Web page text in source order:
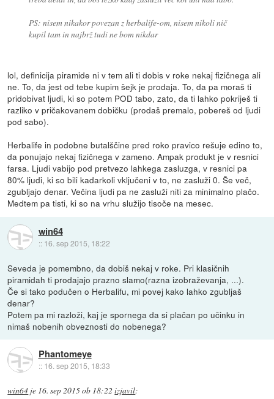
PS: nisem nikakor povezan z herbalife-om, nisem nikoli nič
kupil tam in najbrž tudi ne bom nikdar
lol, definicija piramide ni v tem ali ti dobis v roke nekaj fizičnega ali
ne. To, da jest od tebe kupim šejk je prodaja. To, da pa moraš ti
pridobivat ljudi, ki so potem POD tabo, zato, da ti lahko pokriješ ti
razliko v pričakovanem dobičku (prodaš premalo, pobereš od ljudi
pod sabo).
Herbalife in podobne butalščine pred roko pravico rešuje edino to,
da ponujajo nekaj fizičnega v zameno. Ampak produkt je v resnici
farsa. Ljudi vabijo pod pretvezo lahkega zasluzga, v resnici pa
80% ljudi, ki so bili kadarkoli vključeni v to, ne zasluži 0. Še več,
zgubljajo denar. Večina ljudi pa ne zasluži niti za minimalno plačo.
Medtem pa tisti, ki so na vrhu služijo tisoče na mesec.
win64
:: 16. sep 2015, 18:22
Seveda je pomembno, da dobiš nekaj v roke. Pri klasičnih
piramidah ti prodajajo prazno slamo(razna izobraževanja, ...).
Če si tako podučen o Herbalifu, mi povej kako lahko zgubljaš
denar?
Potem pa mi razloži, kaj je spornega da si plačan po učinku in
nimaš nobenih obveznosti do nobenega?
Phantomeye
:: 16. sep 2015, 18:33
win64 je 16. sep 2015 ob 18:22 izjavil: